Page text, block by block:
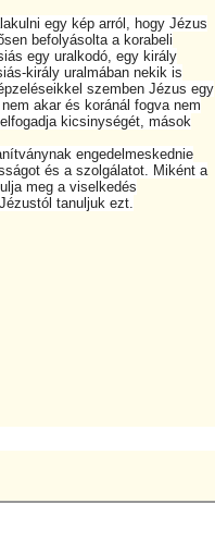
egy kép arról, hogy Jézus
befolyásolta a korabeli
egy uralkodó, egy király
király uralmában nekik is
szemben Jézus egy
akar és koránál fogva nem
kicsinységét, mások
engedelmeskednie
és a szolgálatot. Miként a
meg a viselkedés
tanuljuk ezt.